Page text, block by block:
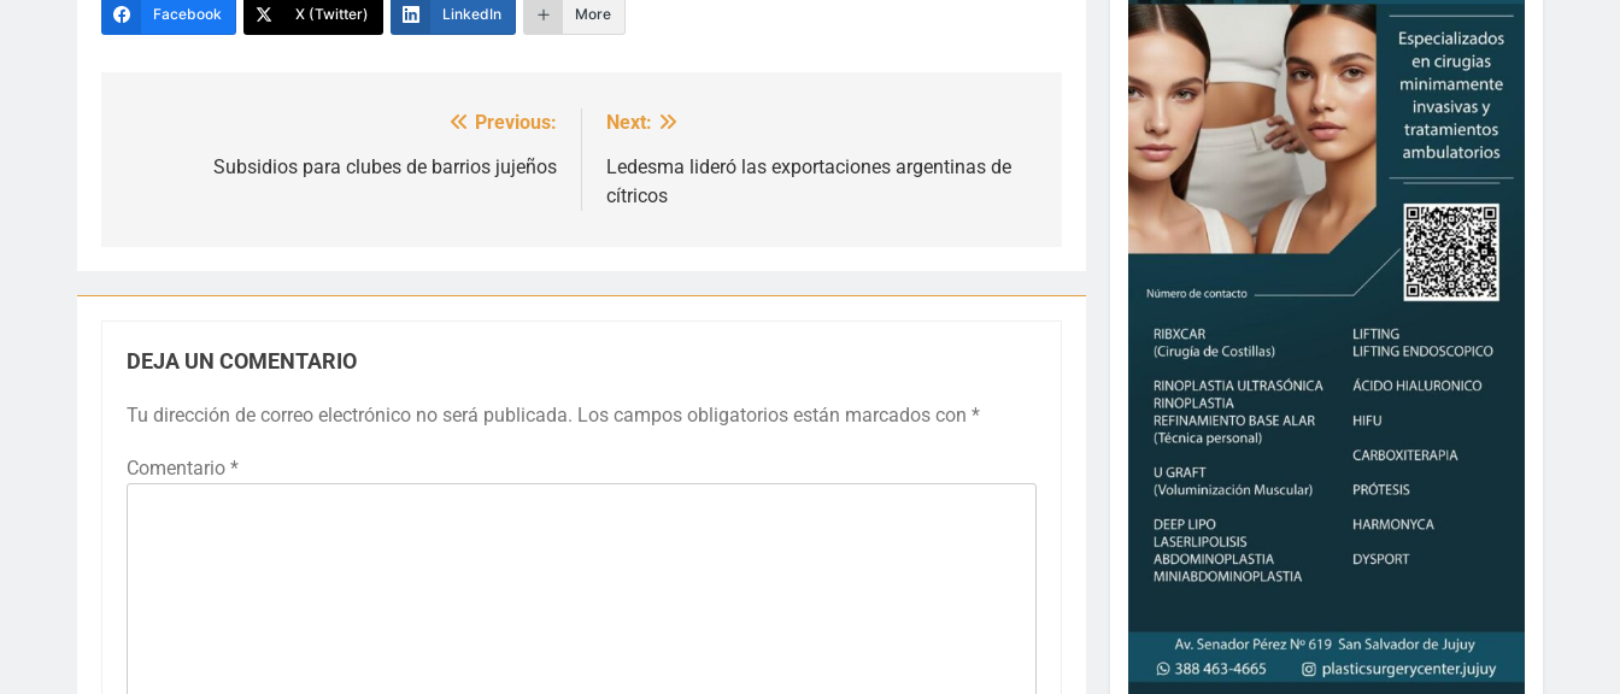
Facebook X (Twitter) LinkedIn More
Previous:
Subsidios para clubes de barrios jujeños
Next:
Ledesma lideró las exportaciones argentinas de
cítricos
DEJA UN COMENTARIO
Tu dirección de correo electrónico no será publicada. Los campos obligatorios están marcados con *
Comentario *